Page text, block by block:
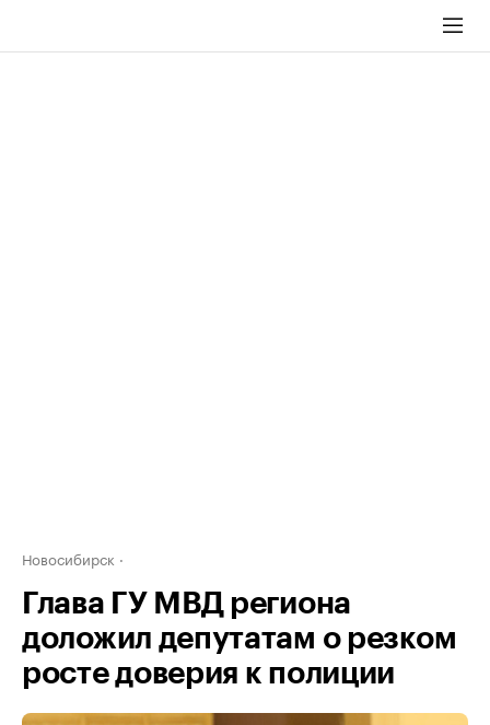
Новосибирск
Глава ГУ МВД региона
доложил депутатам о резком
росте доверия к полиции